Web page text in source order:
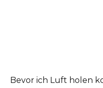
Bevor ich Luft holen